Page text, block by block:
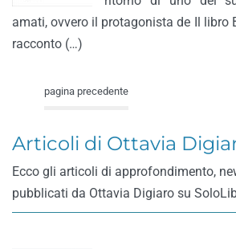
amati, ovvero il protagonista de Il libro
racconto (…)
pagina precedente
Articoli di Ottavia
Ecco gli articoli di approfondimento,
pubblicati da Ottavia Digiaro su